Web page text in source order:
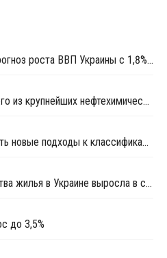
Всемирный банк ухудшил прогноз роста ВВП Украины с 1,8% до 1,2% в 2026 году
Суд начал банкротство одного из крупнейших нефтехимических заводов Украины
В Украине начнут действовать новые подходы к классификации пластика для защиты окружающей среды
Себестоимость строительства жилья в Украине выросла в среднем на 18% с начала года
до 3,5%